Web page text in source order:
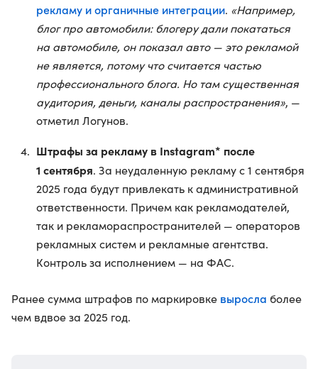
рекламу и органичные интеграции. «Например,
блог про автомобили: блогеру дали покататься
на автомобиле, он показал авто — это рекламой
не является, потому что считается частью
профессионального блога. Но там существенная
аудитория, деньги, каналы распространения», —
отметил Логунов.
Штрафы за рекламу в Instagram* после
1 сентября. За неудаленную рекламу с 1 сентября
2025 года будут привлекать к административной
ответственности. Причем как рекламодателей,
так и рекламораспространителей — операторов
рекламных систем и рекламные агентства.
Контроль за исполнением — на ФАС.
Ранее сумма штрафов по маркировке выросла более
чем вдвое за 2025 год.